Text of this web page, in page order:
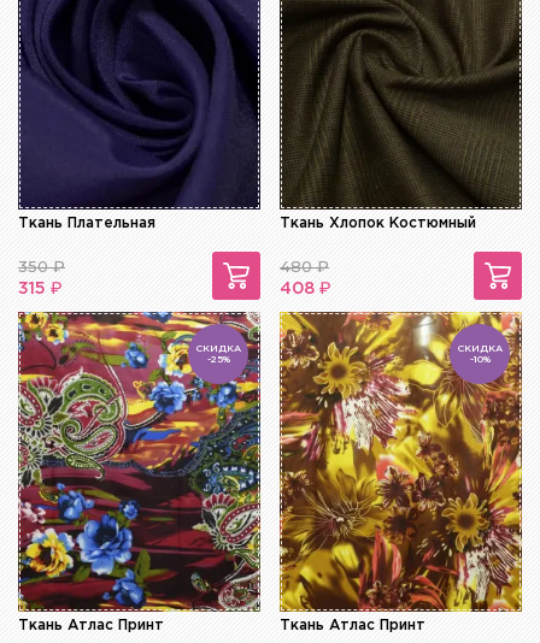
Ткань Плательная
350₽
315 ₽
Ткань Хлопок Костюмный
480₽
408 ₽
СКИДКА
-25%
Ткань Атлас Принт
СКИДКА
-10%
Ткань Атлас Принт